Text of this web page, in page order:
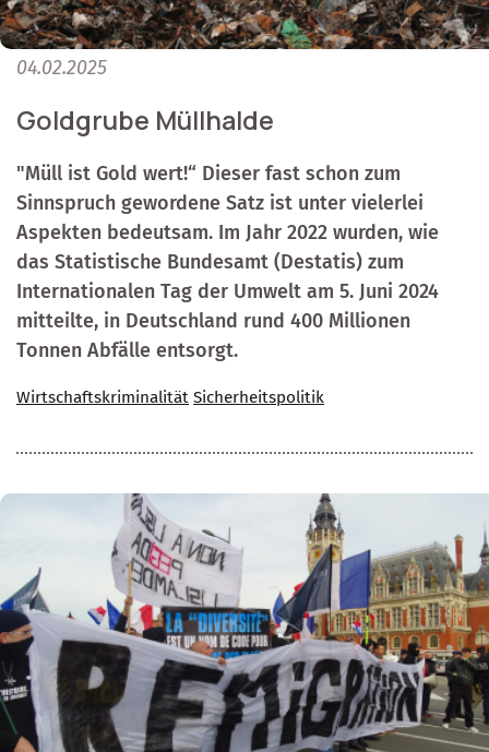
04.02.2025
Goldgrube Müllhalde
"Müll ist Gold wert!“ Dieser fast schon zum
Sinnspruch gewordene Satz ist unter vielerlei
Aspekten bedeutsam. Im Jahr 2022 wurden, wie
das Statistische Bundesamt (Destatis) zum
Internationalen Tag der Umwelt am 5. Juni 2024
mitteilte, in Deutschland rund 400 Millionen
Tonnen Abfälle entsorgt.
Wirtschaftskriminalität Sicherheitspolitik